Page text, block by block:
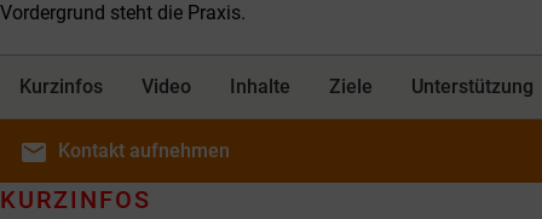
Vordergrund steht die Praxis.
Kurzinfos Video Inhalte Ziele Unterstützung
email Kontakt aufnehmen
KURZINFOS